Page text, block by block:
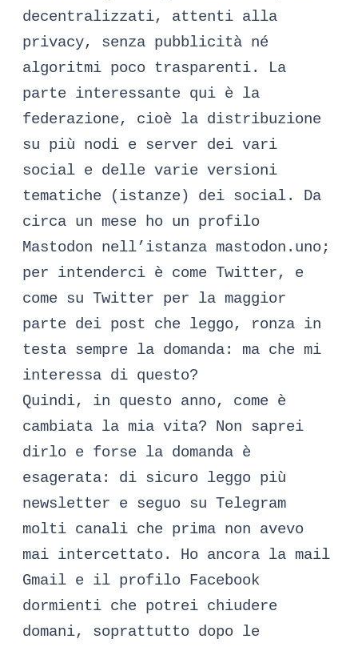
decentralizzati, attenti alla
privacy, senza pubblicità né
algoritmi poco trasparenti. La
parte interessante qui è la
federazione, cioè la distribuzione
su più nodi e server dei vari
social e delle varie versioni
tematiche (istanze) dei social. Da
circa un mese ho un profilo
Mastodon nell’istanza mastodon.uno;
per intenderci è come Twitter, e
come su Twitter per la maggior
parte dei post che leggo, ronza in
testa sempre la domanda: ma che mi
interessa di questo?
Quindi, in questo anno, come è
cambiata la mia vita? Non saprei
dirlo e forse la domanda è
esagerata: di sicuro leggo più
newsletter e seguo su Telegram
molti canali che prima non avevo
mai intercettato. Ho ancora la mail
Gmail e il profilo Facebook
dormienti che potrei chiudere
domani, soprattutto dopo le